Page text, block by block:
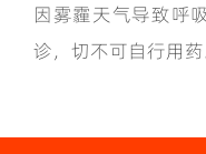
因雾霾天气导致呼
诊，切不可自行用药